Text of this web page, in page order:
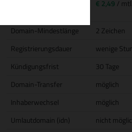
€ 2,49 / mtl.
Domain-Mindestlänge
2 Zeichen
Registrierungsdauer
wenige
Kündigungsfrist
30 Tage
Domain-Transfer
möglich
Inhaberwechsel
möglich
Umlautdomain (idn)
nicht